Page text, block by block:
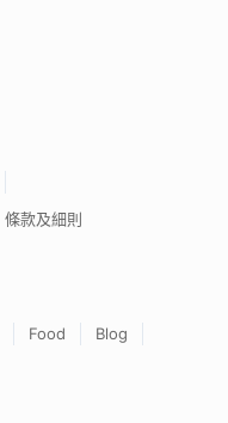
條款及細則
Food
Blog